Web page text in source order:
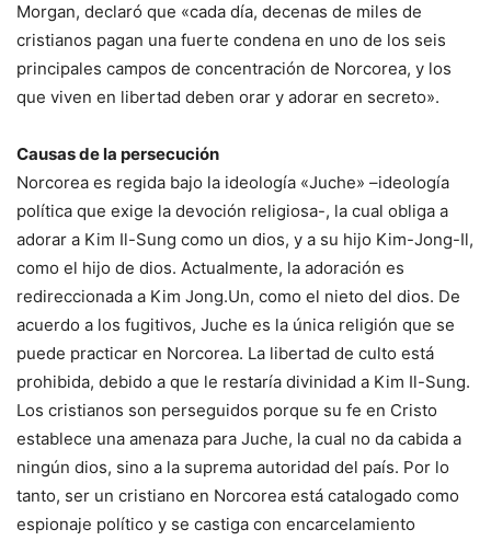
Morgan, declaró que «cada día, decenas de miles de
cristianos pagan una fuerte condena en uno de los seis
principales campos de concentración de Norcorea, y los
que viven en libertad deben orar y adorar en secreto».
Causas de la persecución
Norcorea es regida bajo la ideología «Juche» –ideología
política que exige la devoción religiosa-, la cual obliga a
adorar a Kim Il-Sung como un dios, y a su hijo Kim-Jong-Il,
como el hijo de dios. Actualmente, la adoración es
redireccionada a Kim Jong.Un, como el nieto del dios. De
acuerdo a los fugitivos, Juche es la única religión que se
puede practicar en Norcorea. La libertad de culto está
prohibida, debido a que le restaría divinidad a Kim Il-Sung.
Los cristianos son perseguidos porque su fe en Cristo
establece una amenaza para Juche, la cual no da cabida a
ningún dios, sino a la suprema autoridad del país. Por lo
tanto, ser un cristiano en Norcorea está catalogado como
espionaje político y se castiga con encarcelamiento